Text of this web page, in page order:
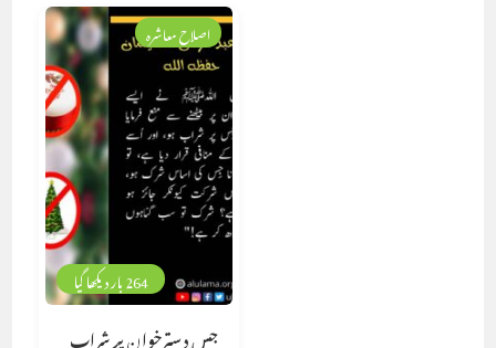
264 بار دیکھا گیا
اصلاح معاشرہ
جس دسترخوان پر شراب